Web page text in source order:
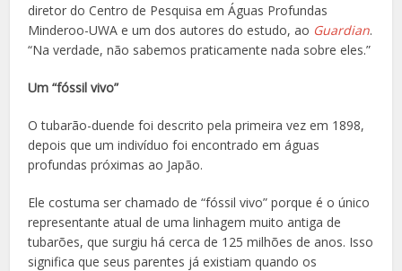
diretor do Centro de Pesquisa em Águas Profundas
Minderoo-UWA e um dos autores do estudo, ao Guardian.
“Na verdade, não sabemos praticamente nada sobre eles.”
Um “fóssil vivo”
O tubarão-duende foi descrito pela primeira vez em 1898,
depois que um indivíduo foi encontrado em águas
profundas próximas ao Japão.
Ele costuma ser chamado de “fóssil vivo” porque é o único
representante atual de uma linhagem muito antiga de
tubarões, que surgiu há cerca de 125 milhões de anos. Isso
significa que seus parentes já existiam quando os